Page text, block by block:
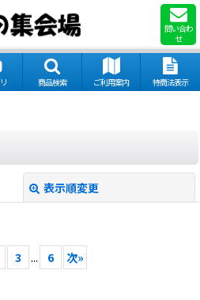
問い合わ
せ
商品検索 ご利用案内 特商法表示
表示順変更
3 ... 6 次»